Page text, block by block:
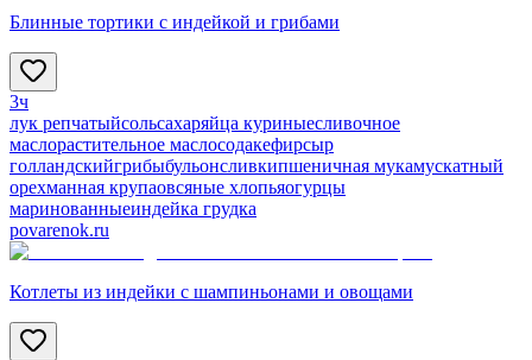
Блинные тортики с индейкой и грибами
3ч
лук репчатыйсольсахаряйца куриныесливочное
маслорастительное маслосодакефирсыр
голландскийгрибыбульонсливкипшеничная мукамускатный
орехманная крупаовсяные хлопьяогурцы
маринованныеиндейка грудка
povarenok.ru
Котлеты из индейки с шампиньонами и овощами